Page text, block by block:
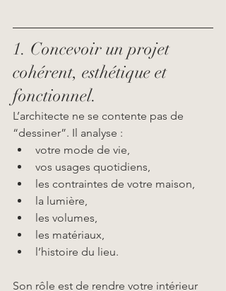
1. Concevoir un projet
cohérent, esthétique et
fonctionnel.
L’architecte ne se contente pas de
“dessiner”. Il analyse :
votre mode de vie,
vos usages quotidiens,
les contraintes de votre maison,
la lumière,
les volumes,
les matériaux,
l’histoire du lieu.
Son rôle est de rendre votre intérieur